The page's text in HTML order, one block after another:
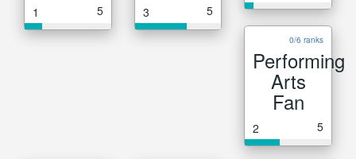
1 5 3 5
0/6 ranks
Performing
Arts
Fan
2 5